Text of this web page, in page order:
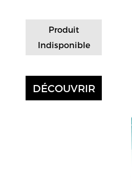
Produit
Indisponible
DÉCOUVRIR